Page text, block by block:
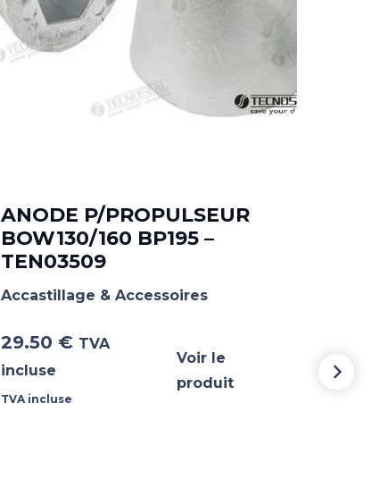
ANODE P/PROPULSEUR
BOW130/160 BP195 –
TEN03509
Accastillage & Accessoires
29.50 € TVA
incluse
TVA incluse
Voir le
produit